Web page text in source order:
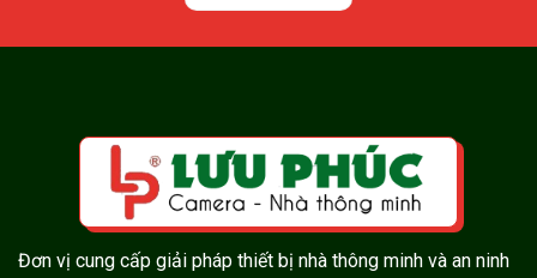
Đơn vị cung cấp giải pháp thiết bị nhà thông minh và an ninh